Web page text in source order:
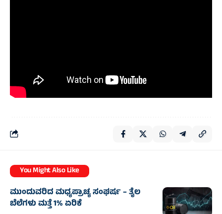
You Might Also Like
ಮುಂದುವರಿದ ಮಧ್ಯಪ್ರಾಚ್ಯ ಸಂಘರ್ಷ – ತೈಲ
ಬೆಲೆಗಳು ಮತ್ತೆ 1% ಏರಿಕೆ